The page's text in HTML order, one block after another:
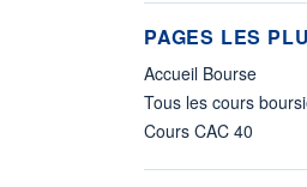
PAGES LES
Accueil Bourse
Tous les cours
Cours CAC 40